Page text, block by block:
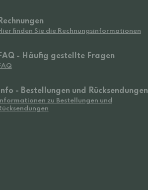
Rechnungen
finden Sie die Rechnungsinformationen
FAQ - Häufig gestellte Fragen
Info - Bestellungen und Rücksendungen
Informationen zu Bestellungen und